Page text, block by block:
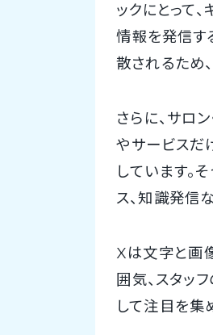
ックにとって
情報を発信す
散されるため
さらに、サロ
やサービスだ
しています。
ス、知識発信
Xは文字と画
囲気、スタッ
して注目を集